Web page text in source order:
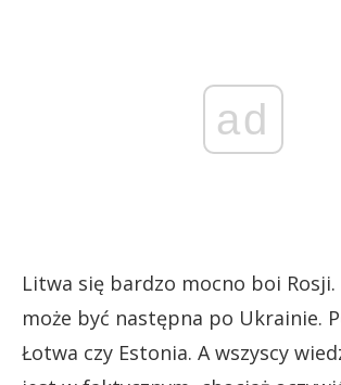
ad
Litwa się bardzo mocno boi Rosji.
może być następna po Ukrainie.
Łotwa czy Estonia. A wszyscy